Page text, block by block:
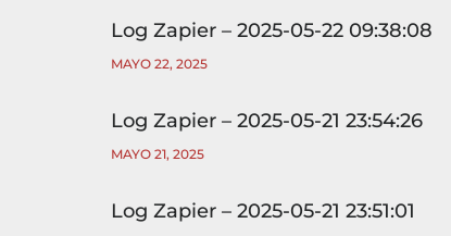
Log Zapier – 2025-05-22 09:38:08
MAYO 22, 2025
Log Zapier – 2025-05-21 23:54:26
MAYO 21, 2025
Log Zapier – 2025-05-21 23:51:01